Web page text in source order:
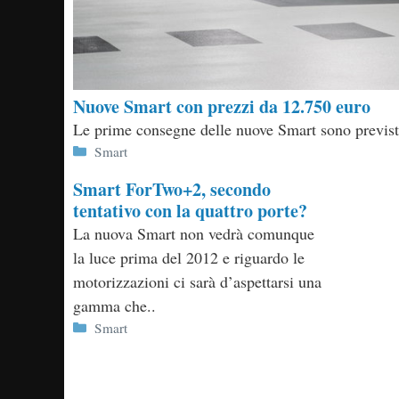
Nuove Smart con prezzi da 12.750 euro
Le prime consegne delle nuove Smart sono
Categorie
Smart
Smart ForTwo+2, secondo
tentativo con la quattro porte?
La nuova Smart non vedrà comunque
la luce prima del 2012 e riguardo le
motorizzazioni ci sarà d’aspettarsi una
gamma che..
Categorie
Smart